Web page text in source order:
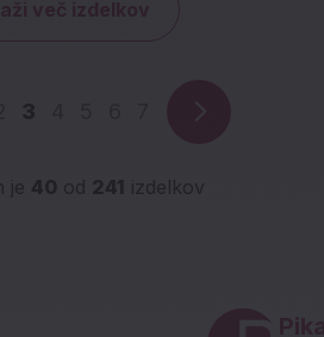
je 40 od 241 izdelkov
več izdelkov
3